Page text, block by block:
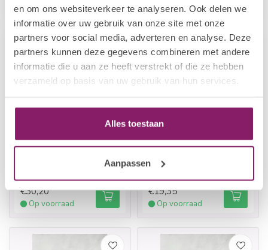
en om ons websiteverkeer te analyseren. Ook delen we
informatie over uw gebruik van onze site met onze
partners voor social media, adverteren en analyse. Deze
partners kunnen deze gegevens combineren met andere
informatie die u aan ze heeft verstrekt of die ze hebben
verzameld op basis van uw gebruik van hun services.
Alles toestaan
Aanpassen
Op voorraad Op voorraad
€30,20
Op voorraad
POLKADOTS
Acrylgel penseel
€19,35
Op voorraad